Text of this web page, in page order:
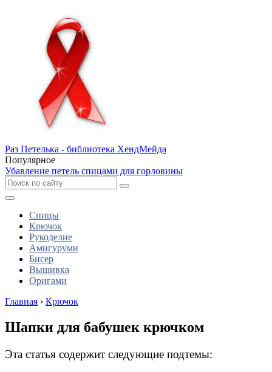
Раз Петелька - библиотека ХендМейда
Популярное
Убавление петель спицами для горловины
Спицы
Крючок
Рукоделие
Амигуруми
Бисер
Вышивка
Оригами
Главная › Крючок
Шапки для бабушек крючком
Эта статья содержит следующие подтемы: